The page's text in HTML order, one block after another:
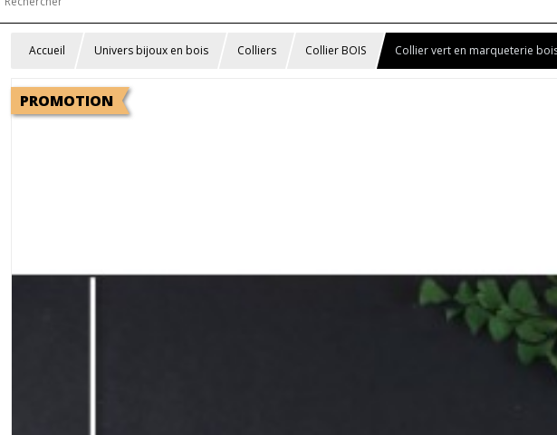
Accueil Univers bijoux en bois Colliers Collier BOIS Collier vert en marqueterie
PROMOTION